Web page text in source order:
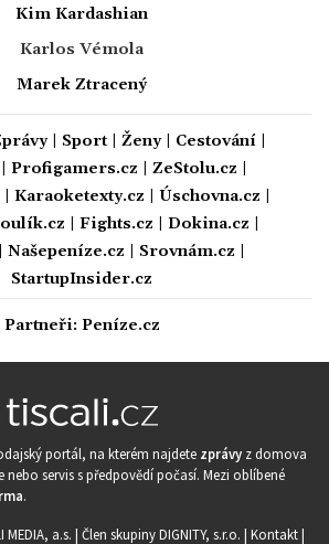
Kim Kardashian
Karlos Vémola
Marek Ztracený
| Sport| Ženy| Cestování|
Profigamers.cz ZeStolu.cz
Karaoketexty.cz Úschovna.cz
Fights.cz Dokina.cz
Našepeníze.cz Srovnám.cz
StartupInsider.cz
Partneři: Peníze.cz
portál, na kterém najdete zprávy z domova
nebo servis s předpovědí počasí. Mezi oblíbené
.
MEDIA, a.s. | Člen skupiny DIGNITY, s.r.o. | Kontakt|